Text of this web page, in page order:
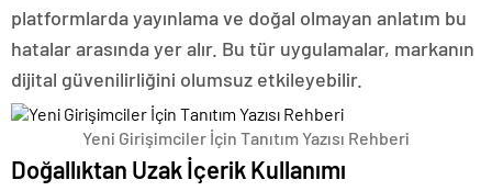
platformlarda yayınlama ve doğal olmayan anlatım bu
hatalar arasında yer alır. Bu tür uygulamalar, markanın
dijital güvenilirliğini olumsuz etkileyebilir.
Yeni Girişimciler İçin Tanıtım Yazısı Rehberi
Doğallıktan Uzak İçerik Kullanımı